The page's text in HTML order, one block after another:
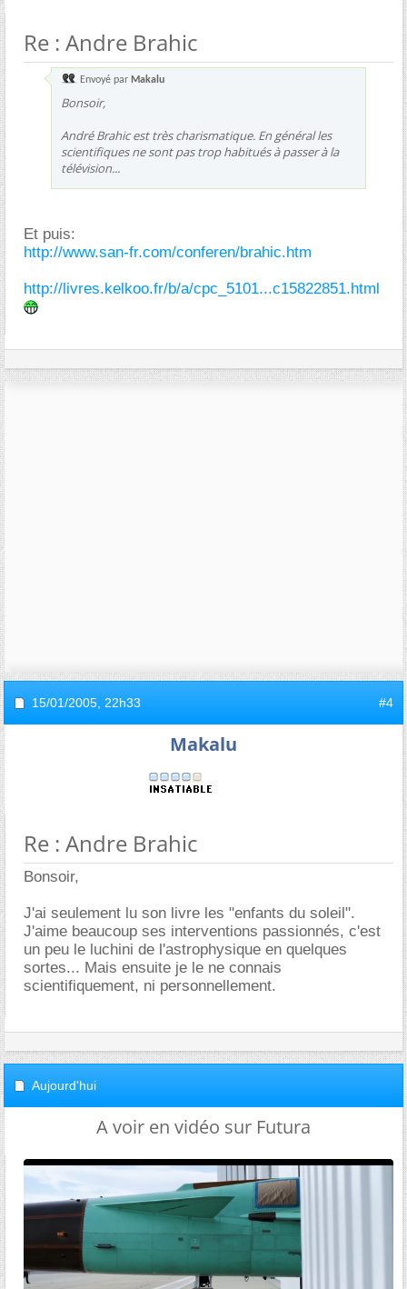
Re : Andre Brahic
Envoyé par Makalu
Bonsoir,
André Brahic est très charismatique. En général les
scientifiques ne sont pas trop habitués à passer à la
télévision...
Et puis:
http://www.san-fr.com/conferen/brahic.htm
http://livres.kelkoo.fr/b/a/cpc_5101...c15822851.html
15/01/2005, 22h33 #4
Makalu
Re : Andre Brahic
Bonsoir,
J'ai seulement lu son livre les "enfants du soleil".
J'aime beaucoup ses interventions passionnés, c'est
un peu le luchini de l'astrophysique en quelques
sortes... Mais ensuite je le ne connais
scientifiquement, ni personnellement.
Aujourd'hui
A voir en vidéo sur Futura